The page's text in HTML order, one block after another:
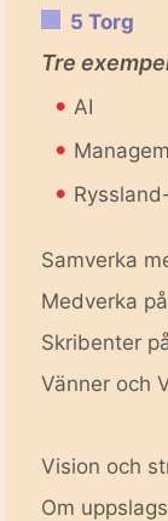
5 Torg
Tre
• AI
•
•
Samverka
Medverka
Skribenter
Vänner och
Vision och
Om